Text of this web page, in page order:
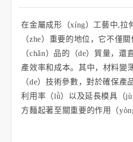
在金屬成形（xíng）工藝中,拉
（zhe）重要的地位，它不僅
（chǎn）品的（de）質量，還
產效率和成本。其中，材料變
（de）技術參數，對於確保產
利用率（lǜ）以及延長模具（
方麵起著至關重要的作用（